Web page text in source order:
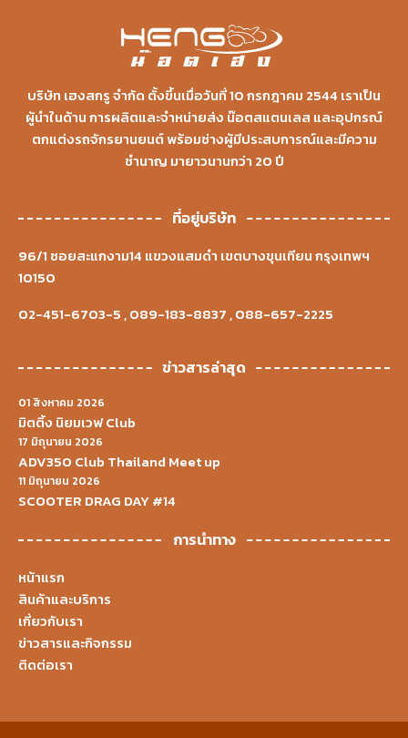
บริษัท เฮงสกรู จำกัด ตั้งขึ้นเมื่อวันที่ 10 กรกฎาคม 2544 เราเป็น
ผู้นำในด้าน การผลิตและจำหน่ายส่ง น๊อตสแตนเลส และอุปกรณ์
ตกแต่งรถจักรยานยนต์ พร้อมช่างผู้มีประสบการณ์และมีความ
ชำนาญ มายาวนานกว่า 20 ปี
ที่อยู่บริษัท
96/1 ซอยสะแกงาม14 แขวงแสมดำ เขตบางขุนเทียน กรุงเทพฯ
10150
02-451-6703-5,089-183-8837,088-657-2225
ข่าวสารล่าสุด
01 สิงหาคม 2026
มิตติ้ง นิยมเวฟ Club
17 มิถุนายน 2026
ADV350 Club Thailand Meet up
11 มิถุนายน 2026
SCOOTER DRAG DAY #14
การนำทาง
หน้าแรก
สินค้าและบริการ
เกี่ยวกับเรา
ข่าวสารและกิจกรรม
ติดต่อเรา